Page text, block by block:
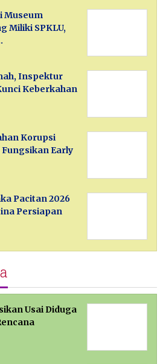
Museum
Miliki SPKLU,
Inspektur
Keberkahan
Korupsi
Early
Pacitan 2026
Persiapan
Usai Diduga